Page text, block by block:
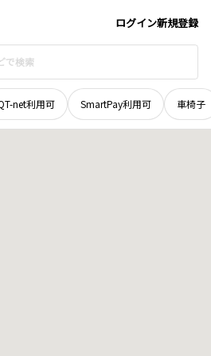
ログイン新規登録
net利用可 SmartPay利用可 車椅子